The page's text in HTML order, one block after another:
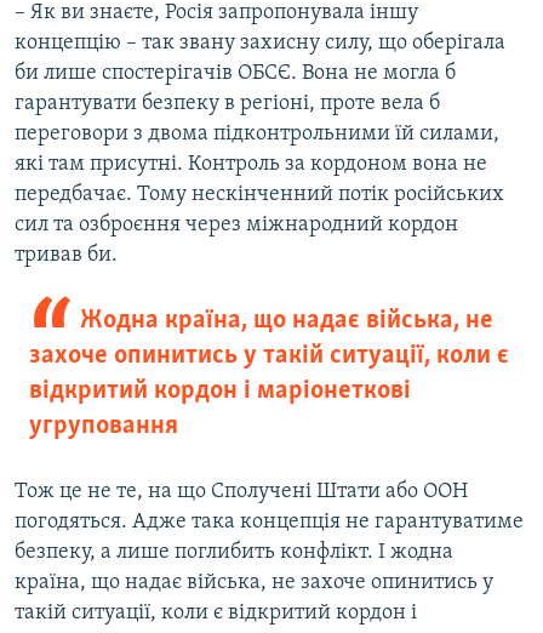
– Як ви знаєте, Росія запропонувала іншу
концепцію – так звану захисну силу, що оберігала
би лише спостерігачів ОБСЄ. Вона не могла б
гарантувати безпеку в регіоні, проте вела б
переговори з двома підконтрольними їй силами,
які там присутні. Контроль за кордоном вона не
передбачає. Тому нескінченний потік російських
сил та озброєння через міжнародний кордон
тривав би.
Жодна країна, що надає війська, не
захоче опинитись у такій ситуації, коли є
відкритий кордон і маріонеткові
угруповання
Тож це не те, на що Сполучені Штати або ООН
погодяться. Адже така концепція не гарантуватиме
безпеку, а лише поглибить конфлікт. І жодна
країна, що надає війська, не захоче опинитись у
такій ситуації, коли є відкритий кордон і